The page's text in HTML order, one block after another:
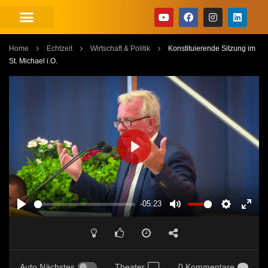
Home Echtzeit Wirtschaft & Politik
Konstituierende Sitzung im
St. Michael i.O.
PLAY
-05:23
PLAY